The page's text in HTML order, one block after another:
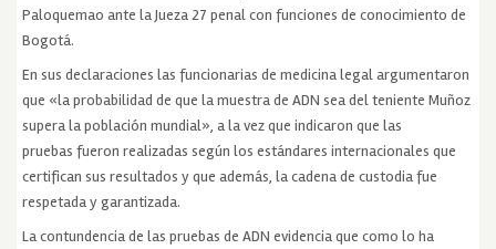
Paloquemao ante la Jueza 27 penal con funciones de conocimiento de
Bogotá.
En sus declaraciones las funcionarias de medicina legal argumentaron
que «la probabilidad de que la muestra de ADN sea del teniente Muñoz
supera la población mundial», a la vez que indicaron que las
pruebas fueron realizadas según los estándares internacionales que
certifican sus resultados y que además, la cadena de custodia fue
respetada y garantizada.
La contundencia de las pruebas de ADN evidencia que como lo ha